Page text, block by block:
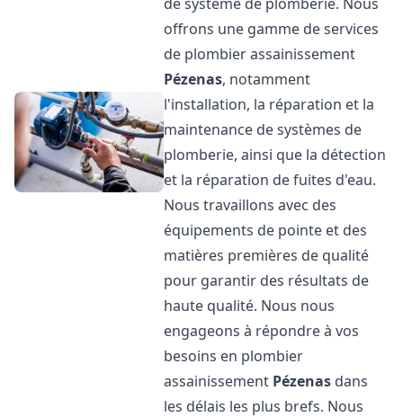
offrons une gamme de services
de plombier assainissement
Pézenas, notamment
l'installation, la réparation et la
maintenance de systèmes de
plomberie, ainsi que la détection
et la réparation de fuites d'eau.
Nous travaillons avec des
équipements de pointe et des
matières premières de qualité
pour garantir des résultats de
haute qualité. Nous nous
engageons à répondre à vos
besoins en plombier
assainissement Pézenas dans
les délais les plus brefs. Nous